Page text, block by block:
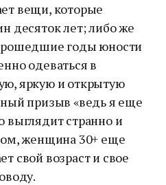
вещи, которые
десяток лет; либо же
годы юности
одеваться в
яркую и открытую
призыв «ведь я еще
выглядит странно и
женщина 30+ еще
свой возраст и свое